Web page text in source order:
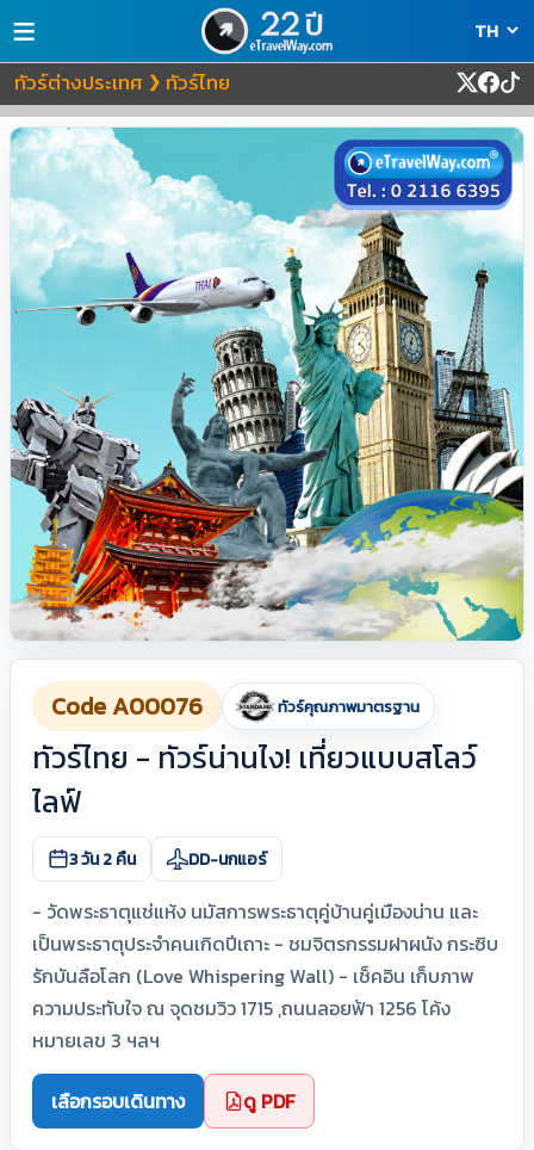
≡
ทัวร์ต่างประเทศ ❯ ทัวร์ไทย
Code A00076 ทัวร์คุณภาพมาตรฐาน
ทัวร์ไทย - ทัวร์น่านไง! เที่ยวแบบสโลว์
ไลฟ์
3 วัน 2 คืน DD-นกแอร์
- วัดพระธาตุแช่แห้ง นมัสการพระธาตุคู่บ้านคู่เมืองน่าน และ
เป็นพระธาตุประจำคนเกิดปีเถาะ - ชมจิตรกรรมฝาผนัง กระซิบ
รักบันลือโลก (Love Whispering Wall) - เช็คอิน เก็บภาพ
ความประทับใจ ณ จุดชมวิว 1715 ,ถนนลอยฟ้า 1256 โค้ง
หมายเลข 3 ฯลฯ
เลือกรอบเดินทาง ดู PDF